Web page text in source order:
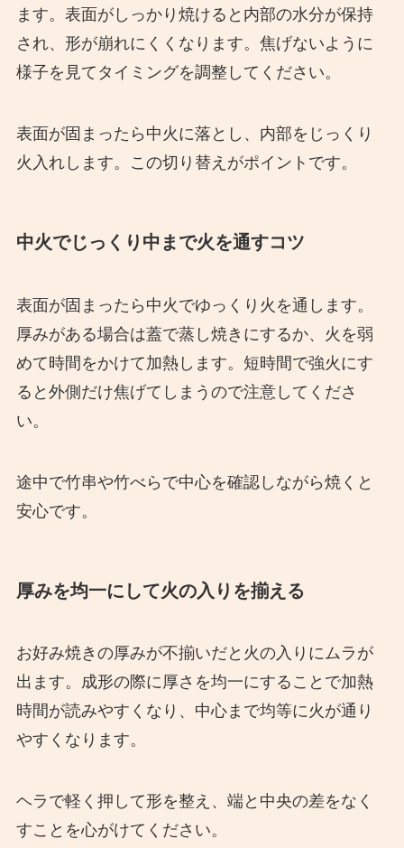
ます。表面がしっかり焼けると内部の水分が保持
され、形が崩れにくくなります。焦げないように
様子を見てタイミングを調整してください。
表面が固まったら中火に落とし、内部をじっくり
火入れします。この切り替えがポイントです。
中火でじっくり中まで火を通すコツ
表面が固まったら中火でゆっくり火を通します。
厚みがある場合は蓋で蒸し焼きにするか、火を弱
めて時間をかけて加熱します。短時間で強火にす
ると外側だけ焦げてしまうので注意してくださ
い。
途中で竹串や竹べらで中心を確認しながら焼くと
安心です。
厚みを均一にして火の入りを揃える
お好み焼きの厚みが不揃いだと火の入りにムラが
出ます。成形の際に厚さを均一にすることで加熱
時間が読みやすくなり、中心まで均等に火が通り
やすくなります。
ヘラで軽く押して形を整え、端と中央の差をなく
すことを心がけてください。